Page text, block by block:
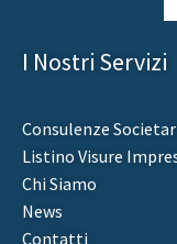
I Nostri Servizi
Consulenze
Listino Visure
Chi Siamo
News
Contatti